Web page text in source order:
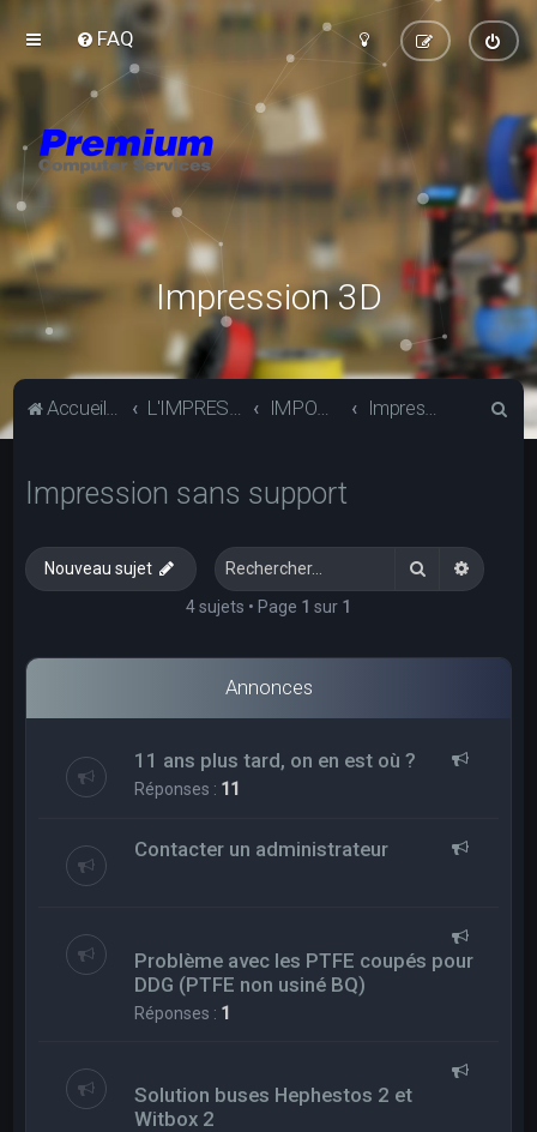
FAQ
Impression 3D
Accueil du forum L'IMPRESSION 3D IMPOSSIBLE Impression sans support
Impression sans support
Nouveau sujet Rechercher
4 sujets • Page 1 sur 1
Annonces
11 ans plus tard, on en est où ?
Réponses : 11
Contacter un administrateur
Problème avec les PTFE coupés pour
DDG (PTFE non usiné BQ)
Réponses : 1
Solution buses Hephestos 2 et
Witbox 2